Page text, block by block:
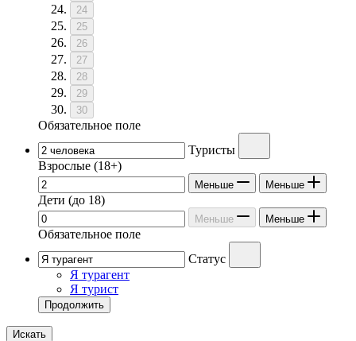
24
25
26
27
28
29
30
Обязательное поле
Туристы
Взрослые (18+)
Меньше Меньше
Дети (до 18)
Меньше Меньше
Обязательное поле
Статус
Я турагент
Я турист
Продолжить
Искать